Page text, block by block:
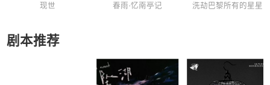
现世 春雨·忆南亭记 洗劫巴黎所有的星星
剧本推荐